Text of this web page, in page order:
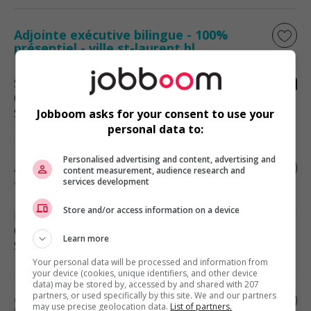
Adjointe exécutive bilingue - 100%
présentiel - ville st-laurent hl
Saint-Laurent , QC
(5 km)
Soutien administratif
Adjoint au gestionnaire immobilier /
assistant property manager apm
Dorval, QC
(6 km)
Soutien administratif
Coordonnateur administratif et de
Jobboom asks for your consent to use your
personal data to:
Personalised advertising and content, advertising and
content measurement, audience research and
services development
Store and/or access information on a device
Learn more
Your personal data will be processed and information from
your device (cookies, unique identifiers, and other device
data) may be stored by, accessed by and shared with 207
partners, or used specifically by this site. We and our partners
may use precise geolocation data. List of partners.